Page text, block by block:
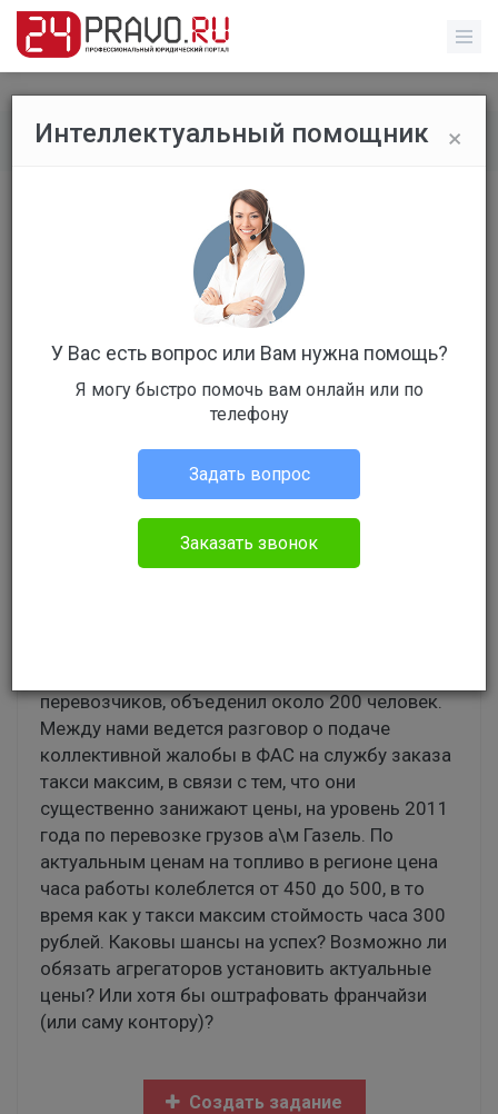
Все вопросы / Без указания категории
Подача коллективной жалобы в
ФАС на грузотакси Максим
Вопрос уже решен
Ответов: 0
Без указания категории
перевозчиков, объеденил около 200 человек.
Между нами ведется разговор о подаче
коллективной жалобы в ФАС на службу заказа
такси максим, в связи с тем, что они
существенно занижают цены, на уровень 2011
года по перевозке грузов а\м Газель. По
актуальным ценам на топливо в регионе цена
часа работы колеблется от 450 до 500, в то
время как у такси максим стоймость часа 300
рублей. Каковы шансы на успех? Возможно ли
обязать агрегаторов установить актуальные
цены? Или хотя бы оштрафовать франчайзи
(или саму контору)?
Создать задание
×
Интеллектуальный помощник
У Вас есть вопрос или Вам нужна помощь?
Я могу быстро помочь вам онлайн или по
телефону
Задать вопрос
Заказать звонок